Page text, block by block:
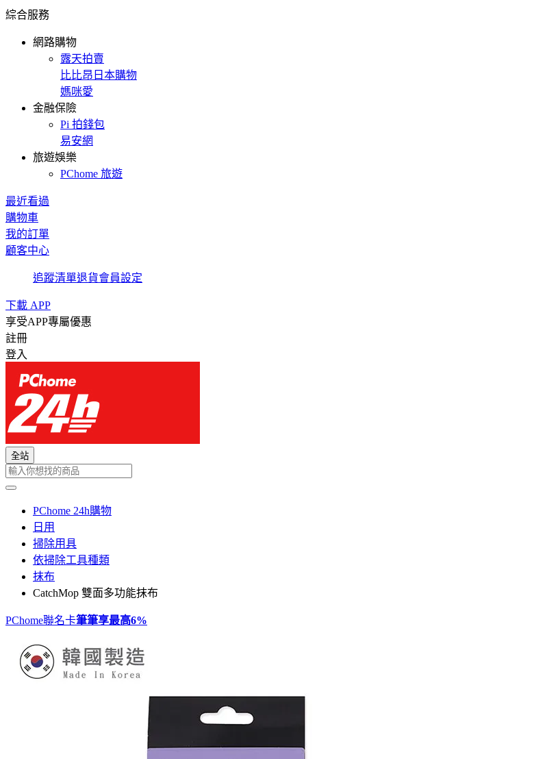
綜合服務
網路購物
露天拍賣
比比昂日本購物
媽咪愛
金融保險
Pi 拍錢包
易安網
旅遊娛樂
PChome 旅遊
最近看過
購物車
我的訂單
顧客中心
追蹤清單退貨會員設定
下載 APP
享受APP專屬優惠
註冊
登入
全站
PChome 24h購物
日用
掃除用具
依掃除工具種類
抹布
CatchMop 雙面多功能抹布
PChome聯名卡筆筆享最高6%